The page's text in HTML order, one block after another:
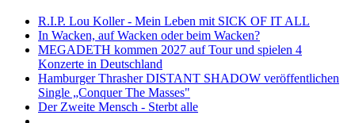
R.I.P. Lou Koller - Mein Leben mit SICK OF IT ALL
In Wacken, auf Wacken oder beim Wacken?
MEGADETH kommen 2027 auf Tour und spielen 4
Konzerte in Deutschland
Hamburger Thrasher DISTANT SHADOW veröffentlichen
Single „Conquer The Masses"
Der Zweite Mensch - Sterbt alle